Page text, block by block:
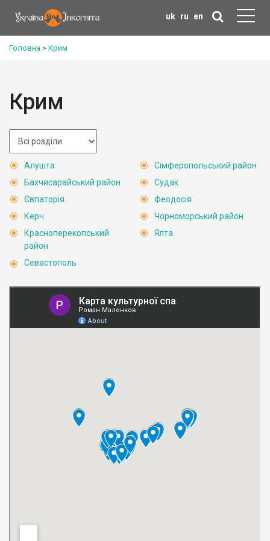
uk ru en
Головна > Крим
Крим
Алушта
Бахчисарайський район
Євпаторія
Керч
Красноперекопський
район
Севастополь
Сімферопольський район
Судак
Феодосія
Чорноморський район
Ялта